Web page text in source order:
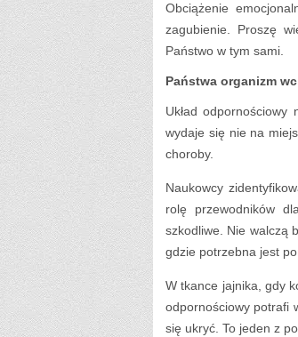
Obciążenie
zagubienie. Proszę
Państwo w tym sami.
Państwa organizm
Układ
wydaje się nie na
choroby.
Naukowcy
rolę przewodników
szkodliwe. Nie walczą
gdzie potrzebna jest
W tkance jajnika, gdy
odpornościowy potrafi
się ukryć. To jeden z